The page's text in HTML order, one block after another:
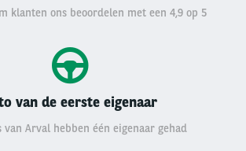
klanten ons beoordelen met een 4,9 op 5
van de eerste eigenaar
van Arval hebben één eigenaar gehad